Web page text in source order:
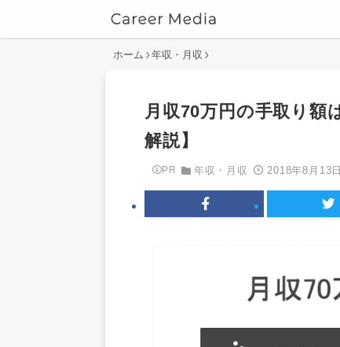
ホーム 年収・月収
月収70万円の手取り額
解説】
PR 年収・月収 2018年8月13日